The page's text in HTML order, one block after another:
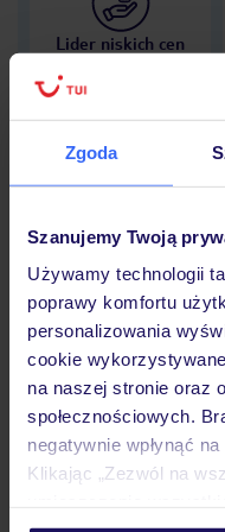
Zgoda
Szanujemy Twoją
Używamy technologii
poprawy komfortu
personalizowania
cookie
na naszej stronie oraz
społecznościowych.
negatywnie wpłynąć
Klikając „Zezwól na
Lider niskich cen
Opinie
Pokoje
Wyżywienie